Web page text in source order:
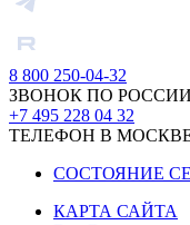
8 800 250-04-32
ЗВОНОК ПО
+7 495 228 04 32
ТЕЛЕФОН В
СОСТОЯНИЕ
КАРТА САЙТА